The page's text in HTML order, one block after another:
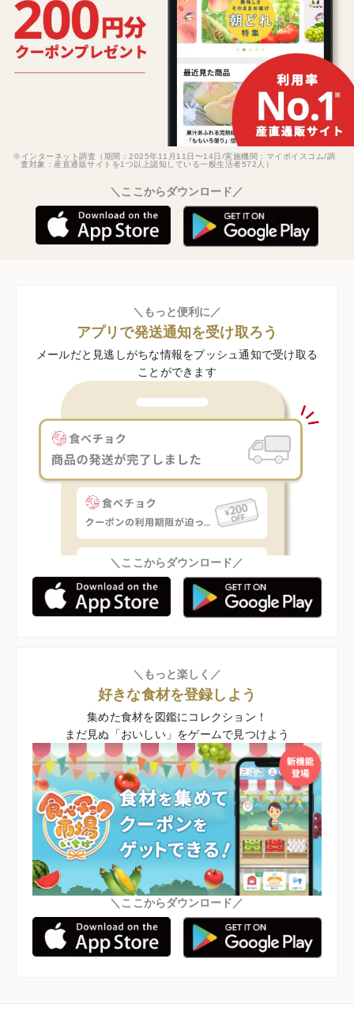
※インターネット調査（期間：2025年11月11日〜14日/実施機関：マイボイスコム/調
査対象：産直通販サイトを1つ以上認知している一般生活者572人）
＼ここからダウンロード／
＼もっと便利に／
アプリで発送通知を受け取ろう
メールだと見逃しがちな情報をプッシュ通知で受け取る
ことができます
＼ここからダウンロード／
＼もっと楽しく／
好きな食材を登録しよう
集めた食材を図鑑にコレクション！
まだ見ぬ「おいしい」をゲームで見つけよう
＼ここからダウンロード／